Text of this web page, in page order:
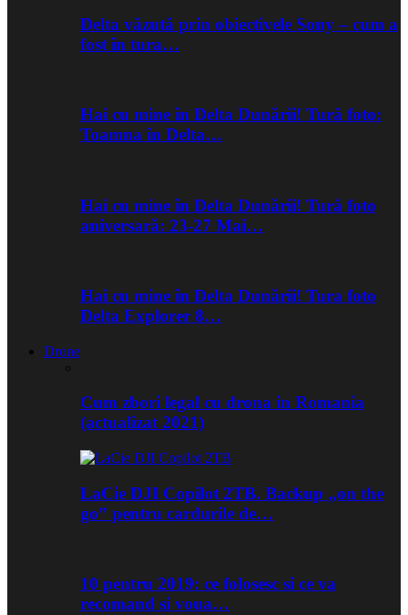
Delta văzută prin obiectivele Sony – cum a
fost în tura…
Hai cu mine în Delta Dunării! Tură foto:
Toamna în Delta…
Hai cu mine în Delta Dunării! Tură foto
aniversară: 23-27 Mai…
Hai cu mine în Delta Dunării! Tura foto
Delta Explorer 8…
Drone
Cum zbori legal cu drona in Romania
(actualizat 2021)
LaCie DJI Copilot 2TB. Backup „on the
go” pentru cardurile de…
10 pentru 2019: ce folosesc si ce va
recomand si voua…